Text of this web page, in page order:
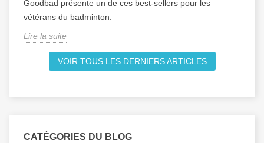
Goodbad présente un de ces best-sellers pour les
vétérans du badminton.
Lire la suite
VOIR TOUS LES DERNIERS ARTICLES
CATÉGORIES DU BLOG